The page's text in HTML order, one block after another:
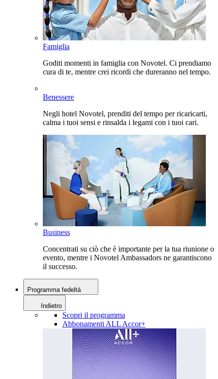
Famiglia
Goditi momenti in famiglia con Novotel. Ci prendiamo
cura di te, mentre crei ricordi che dureranno nel tempo.
Benessere
Negli hotel Novotel, prenditi del tempo per ricaricarti,
calma i tuoi sensi e rinsalda i legami con i tuoi cari.
Business
Concentrati su ciò che è importante per la tua riunione o
evento, mentre i Novotel Ambassadors ne garantiscono
il successo.
Programma fedeltà
Indietro
Scopri il programma
Abbonamenti ALL Accor+